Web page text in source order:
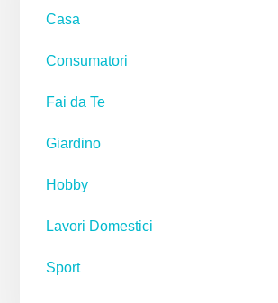
Casa
Consumatori
Fai da Te
Giardino
Hobby
Lavori Domestici
Sport